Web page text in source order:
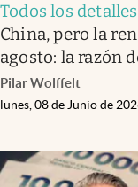
Todos los detalles
China, pero la
agosto: la razón
Pilar Wolffelt
lunes, 08 de Junio de